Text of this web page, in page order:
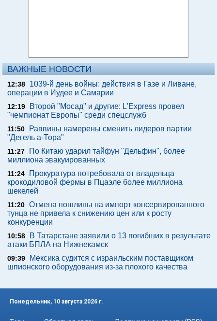
ВАЖНЫЕ НОВОСТИ
12:38
1039-й день войны: действия в Газе и Ливане,
операции в Иудее и Самарии
12:19
Второй "Мосад" и другие: L'Express провел
"чемпионат Европы" среди спецслужб
11:50
Раввины намерены сменить лидеров партии
"Дегель а-Тора"
11:27
По Китаю ударил тайфун "Дельфин", более
миллиона эвакуированных
11:24
Прокуратура потребовала от владельца
крокодиловой фермы в Пцаэле более миллиона
шекелей
11:20 Отмена пошлины на импорт консервированного
тунца не привела к снижению цен или к росту
конкуренции
10:58
В Татарстане заявили о 13 погибших в результате
атаки БПЛА на Нижнекамск
09:39
Мексика судится с израильским поставщиком
шпионского оборудования из-за плохого качества
Понедельник, 10 августа 2026 г.